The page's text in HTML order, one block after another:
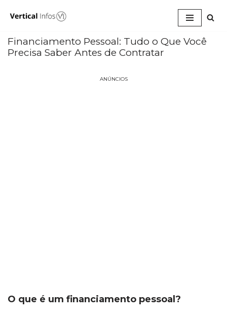
para
o
conteúdo
Financiamento Pessoal: Tudo o Que Você
Precisa Saber Antes de Contratar
ANÚNCIOS
O que é um financiamento pessoal?